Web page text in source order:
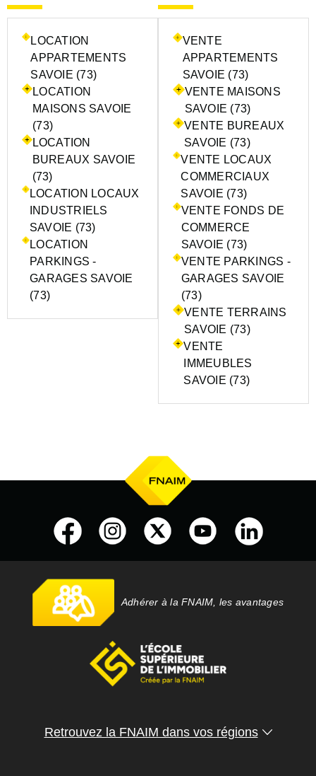
LOCATION
APPARTEMENTS
SAVOIE (73)
LOCATION
MAISONS SAVOIE
(73)
LOCATION
BUREAUX SAVOIE
(73)
LOCATION LOCAUX
INDUSTRIELS
SAVOIE (73)
LOCATION
PARKINGS -
GARAGES SAVOIE
(73)
VENTE
APPARTEMENTS
SAVOIE (73)
VENTE MAISONS
SAVOIE (73)
VENTE BUREAUX
SAVOIE (73)
VENTE LOCAUX
COMMERCIAUX
SAVOIE (73)
VENTE FONDS DE
COMMERCE
SAVOIE (73)
VENTE PARKINGS -
GARAGES SAVOIE
(73)
VENTE TERRAINS
SAVOIE (73)
VENTE
IMMEUBLES
SAVOIE (73)
Adhérer à la FNAIM, les avantages
Retrouvez la FNAIM dans vos régions